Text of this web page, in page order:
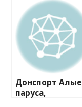
Донспорт Алые
паруса,